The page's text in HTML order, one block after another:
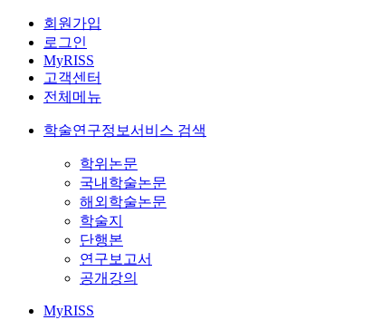
회원가입
로그인
MyRISS
고객센터
전체메뉴
학술연구정보서비스 검색
학위논문
국내학술논문
해외학술논문
학술지
단행본
연구보고서
공개강의
MyRISS